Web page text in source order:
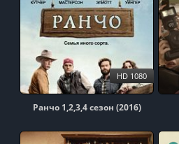
Ранчо 1,2,3,4 сезон (2016)
HD 1080